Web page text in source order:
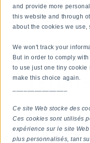
and provide more
this website and through
about the cookies we use,
We won't track your
But in order to comply
to use just one tiny cookie
make this choice again.
Ce site Web stocke des
Ces cookies sont utilisés
expérience sur le site
plus personnalisés, tant